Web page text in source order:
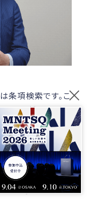
条項検索です。こ
った機能で、契
があってどんな条
ができます。こ
って過去の多様な
を重視していらっ